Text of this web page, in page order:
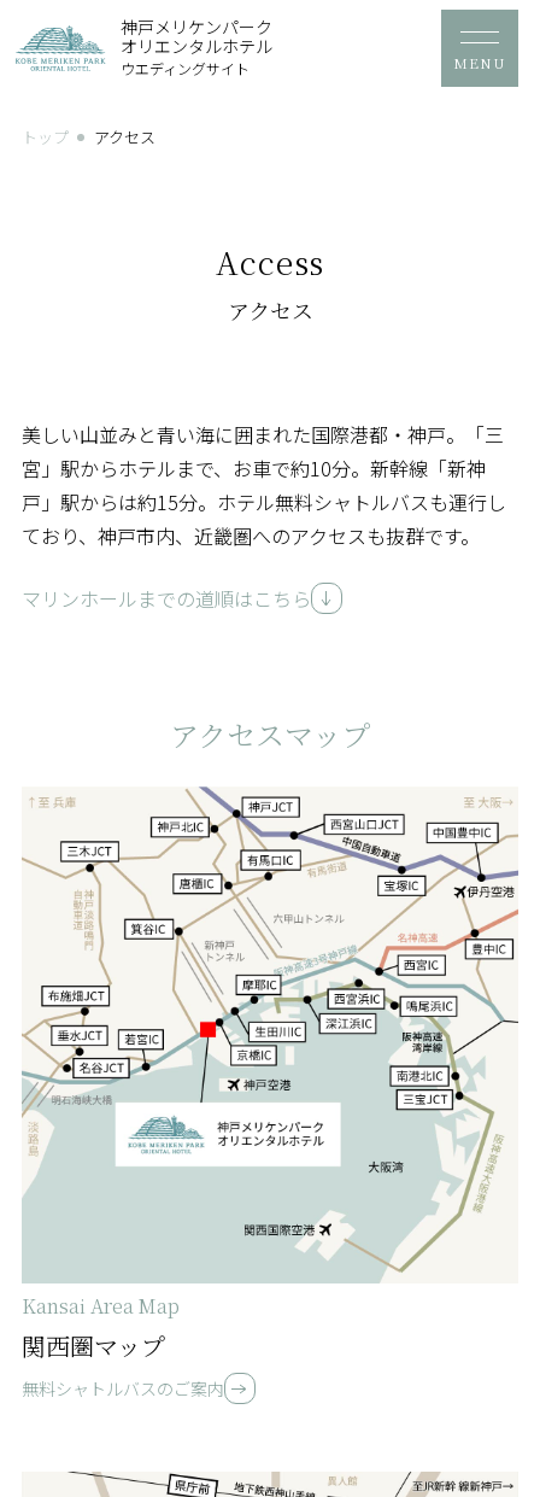
神戸メリケンパーク
オリエンタルホテル
ウエディングサイト
トップ アクセス
Access
アクセス
美しい山並みと青い海に囲まれた国際港都・神戸。「三
宮」駅からホテルまで、お車で約10分。新幹線「新神
戸」駅からは約15分。ホテル無料シャトルバスも運行し
ており、神戸市内、近畿圏へのアクセスも抜群です。
マリンホールまでの道順はこちら
アクセスマップ
Kansai Area Map
関西圏マップ
無料シャトルバスのご案内